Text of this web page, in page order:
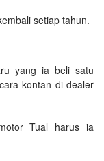
setiap tahun.
yang ia beli satu
kontan di dealer
Tual harus ia